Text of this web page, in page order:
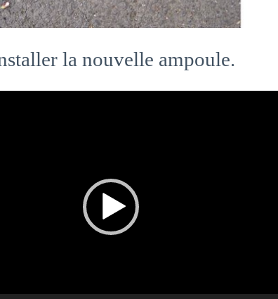
la nouvelle ampoule.